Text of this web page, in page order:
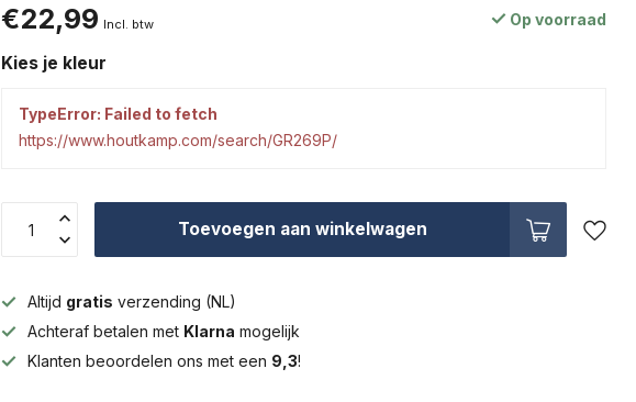
€22,99 Incl. btw Op voorraad
Kies je kleur
TypeError: Failed to fetch
https://www.houtkamp.com/search/GR269P/
Toevoegen aan winkelwagen
Altijd gratis verzending (NL)
Achteraf betalen met Klarna mogelijk
Klanten beoordelen ons met een 9,3!